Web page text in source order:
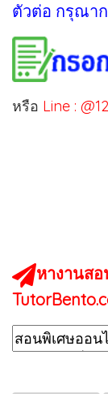
ตัวต่อ กรุณา
หรือ Line :
หางานสอ